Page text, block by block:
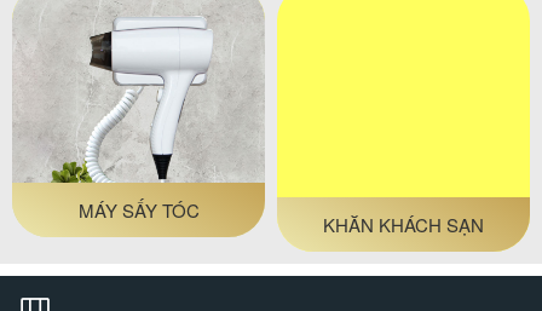
MÁY SẤY TÓC KHĂN KHÁCH SẠN